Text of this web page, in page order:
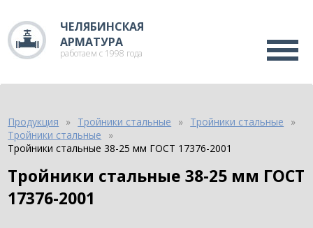
ЧЕЛЯБИНСКАЯ
АРМАТУРА
работаем с 1998 года
Продукция Тройники стальные
Тройники стальные
Тройники стальные
Тройники стальные 38-25 мм ГОСТ 17376-2001
Тройники стальные 38-25 мм ГОСТ
17376-2001